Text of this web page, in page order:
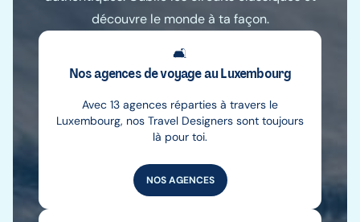
découvre le monde à ta façon.
🛋️
Nos agences de voyage au Luxembourg
Avec 13 agences réparties à travers le
Luxembourg, nos Travel Designers sont toujours
là pour toi.
NOS AGENCES